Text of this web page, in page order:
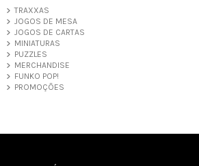
TRAXXAS
JOGOS DE MESA
JOGOS DE CARTAS
MINIATURAS
PUZZLES
MERCHANDISE
FUNKO POP!
PROMOÇÕES